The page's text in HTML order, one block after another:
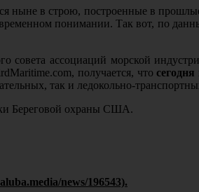
ныне в строю, построенные в
понимании. Так вот, по
ассоциаций морской
получается, что
так и ледокольно-
Береговой охраны США.
news/196543).